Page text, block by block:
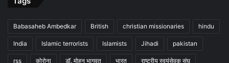
Babasaheb Ambedkar British christian missionaries hindu
India Islamic terrorists Islamists Jihadi pakistan
rss कोरोना डॉ. मोहन भागवत भारत राष्ट्रीय स्वयंसेवक संघ